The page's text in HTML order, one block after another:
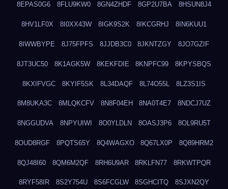
8EPAS0G6 8FLU9KW0 8GN4ZHDF 8GP2U7BA 8HSUN8J4
8HV1LF0X 8I0XX43W 8IGK9S2K 8IKCGRHJ 8IN6KUU1
8IWWBYPE 8J75FPFS 8JJDB3C0 8JKNTZGY 8JO7GZIF
8JT3UC50 8K1AGK5W 8KEKFDIE 8KNPFC99 8KPYSBQS
8KXIFVGC 8KYIF5SK 8L34DAQF 8L74O55L 8LZ3S1IS
8M8UKA3C 8MLQKCFV 8N8F04EH 8NA0T4E7 8NDCJ7UZ
8NGGUDVA 8NPYUIWI 8O0YLDLN 8OASJ3P6 8OL9RU5T
8OUD8RGF 8PQTS65Y 8Q4WAGXO 8Q67LX0P 8Q89HRM2
8QJ48I60 8QM6M2QF 8RH6U9AR 8RKLFN77 8RKWTPQR
8RYF58IR 8S2Y754U 8S6FCGLW 8SGHCITQ 8SJXN2QY